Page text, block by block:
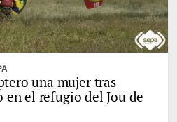
una mujer tras
el refugio del Jou de